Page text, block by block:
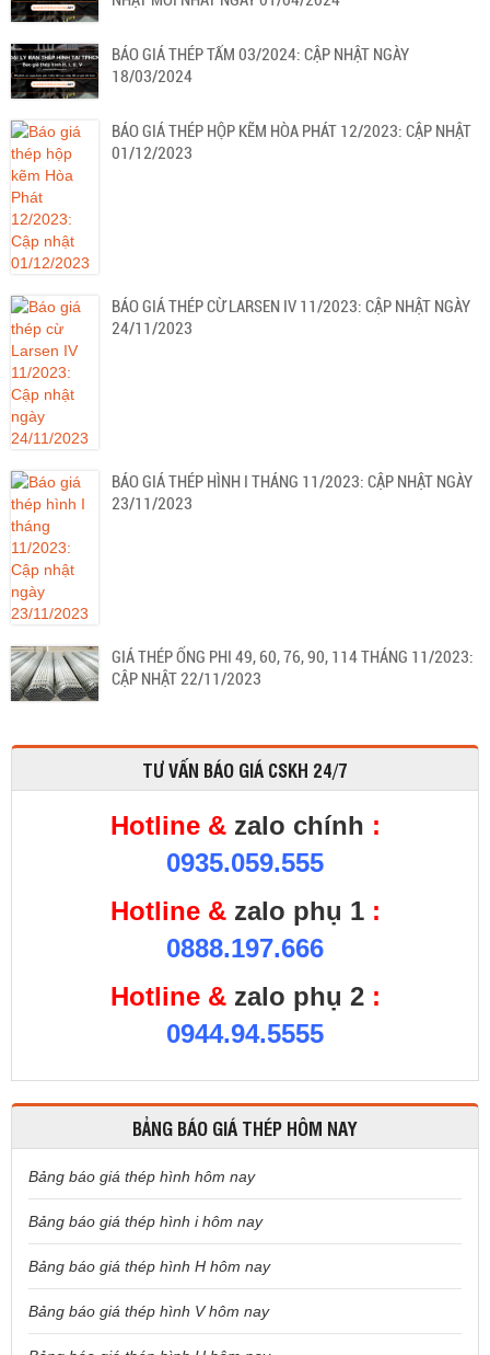
BÁO GIÁ THÉP TẤM 03/2024: CẬP NHẬT NGÀY
18/03/2024
BÁO GIÁ THÉP HỘP KẼM HÒA PHÁT 12/2023: CẬP NHẬT
01/12/2023
BÁO GIÁ THÉP CỪ LARSEN IV 11/2023: CẬP NHẬT NGÀY
24/11/2023
BÁO GIÁ THÉP HÌNH I THÁNG 11/2023: CẬP NHẬT NGÀY
23/11/2023
GIÁ THÉP ỐNG PHI 49, 60, 76, 90, 114 THÁNG 11/2023:
CẬP NHẬT 22/11/2023
TƯ VẤN BÁO GIÁ CSKH 24/7
Hotline & zalo chính :
0935.059.555
Hotline & zalo phụ 1:
0888.197.666
Hotline & zalo phụ 2:
0944.94.5555
BẢNG BÁO GIÁ THÉP HÔM NAY
Bảng báo giá thép hình hôm nay
Bảng báo giá thép hình i hôm nay
Bảng báo giá thép hình H hôm nay
Bảng báo giá thép hình V hôm nay